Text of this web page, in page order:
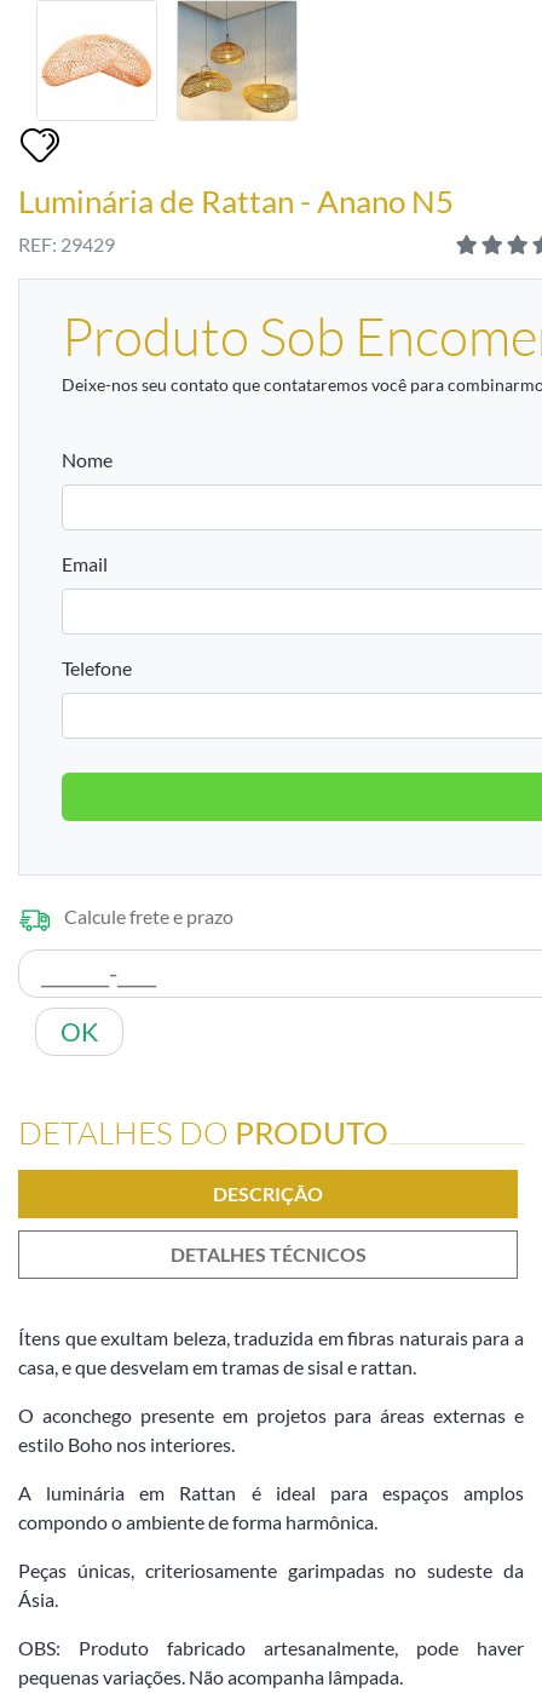
Luminária de Rattan - Anano N5
REF: 29429
Produto Sob
Deixe-nos seu contato que contataremos você para
Nome
Email
Telefone
Calcule frete e prazo
OK
DETALHES DO PRODUTO
DESCRIÇÃO
DETALHES TÉCNICOS
Ítens que exultam beleza, traduzida em fibras naturais para a
casa, e que desvelam em tramas de sisal e rattan.
O aconchego presente em projetos para áreas externas e
estilo Boho nos interiores.
A luminária em Rattan é ideal para espaços amplos
compondo o ambiente de forma harmônica.
Peças únicas, criteriosamente garimpadas no sudeste da
Ásia.
OBS: Produto fabricado artesanalmente, pode haver
pequenas variações. Não acompanha lâmpada.